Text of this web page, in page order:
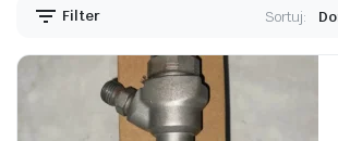
Filter Sortuj: